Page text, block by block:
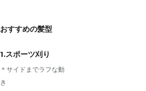
おすすめの髪型
1.スポーツ刈り
＊サイドまでラフな動
き